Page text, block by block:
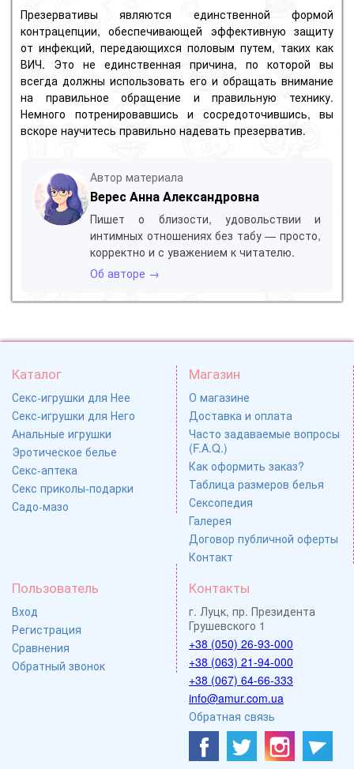
Презервативы являются единственной формой
контрацепции, обеспечивающей эффективную защиту
от инфекций, передающихся половым путем, таких как
ВИЧ. Это не единственная причина, по которой вы
всегда должны использовать его и обращать внимание
на правильное обращение и правильную технику.
Немного потренировавшись и сосредоточившись, вы
вскоре научитесь правильно надевать презерватив.
Автор материала
Верес Анна Александровна
Пишет о близости, удовольствии и
интимных отношениях без табу — просто,
корректно и с уважением к читателю.
Об авторе →
Каталог
Секс-игрушки для Нее
Секс-игрушки для Него
Анальные игрушки
Эротическое белье
Секс-аптека
Секс приколы-подарки
Садо-мазо
Магазин
О магазине
Доставка и оплата
Часто задаваемые вопросы
(F.A.Q.)
Как оформить заказ?
Таблица размеров белья
Сексопедия
Галерея
Договор публичной оферты
Контакт
Пользователь
Вход
Регистрация
Сравнения
Обратный звонок
Контакты
г. Луцк, пр. Президента
Грушевского 1
+38 (050) 26-93-000
+38 (063) 21-94-000
+38 (067) 64-66-333
info@amur.com.ua
Обратная связь